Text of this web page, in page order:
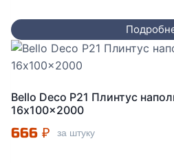
Bello Deco P21 Плинтус
16x100x2000
666 ₽ за штуку